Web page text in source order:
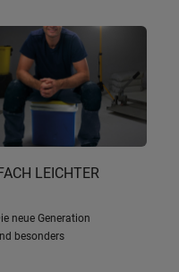
LEICHTER
neue Generation
besonders